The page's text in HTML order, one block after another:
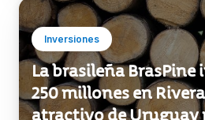
Inversiones
La brasileña BrasPine
250 millones en
atractivo de Uruguay